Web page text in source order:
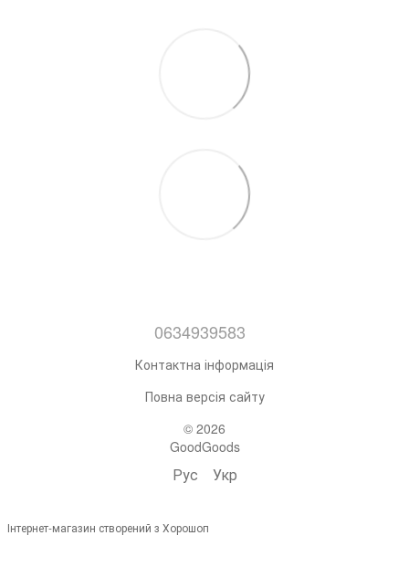
0634939583
Контактна інформація
Повна версія сайту
© 2026
GoodGoods
Рус Укр
Інтернет-магазин створений з Хорошоп